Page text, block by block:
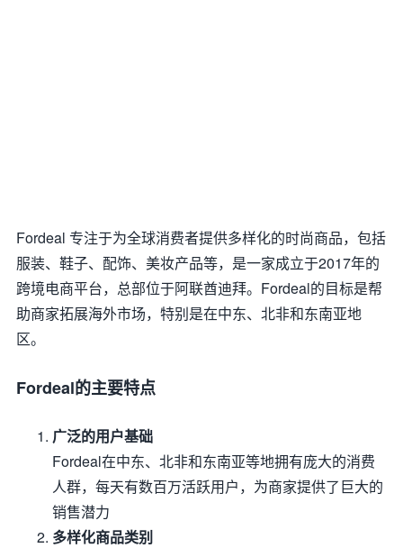
Fordeal 专注于为全球消费者提供多样化的时尚商品，包括
服装、鞋子、配饰、美妆产品等，是一家成立于2017年的
跨境电商平台，总部位于阿联酋迪拜。Fordeal的目标是帮
助商家拓展海外市场，特别是在中东、北非和东南亚地
区。
Fordeal的主要特点
广泛的用户基础
Fordeal在中东、北非和东南亚等地拥有庞大的消费
人群，每天有数百万活跃用户，为商家提供了巨大的
销售潜力
多样化商品类别